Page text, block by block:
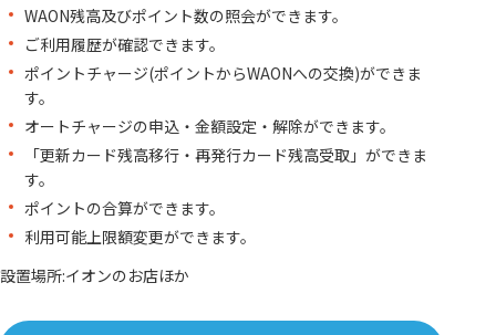
WAON残高及びポイント数の照会ができます。
ご利用履歴が確認できます。
ポイントチャージ(ポイントからWAONへの交換)ができま
す。
オートチャージの申込・金額設定・解除ができます。
「更新カード残高移行・再発行カード残高受取」ができま
す。
ポイントの合算ができます。
利用可能上限額変更ができます。
設置場所:イオンのお店ほか